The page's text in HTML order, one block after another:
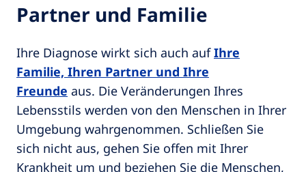
Partner und Familie
Ihre Diagnose wirkt sich auch aufIhre
Familie, Ihren Partner und Ihre
Freunde aus. Die Veränderungen Ihres
Lebensstils werden von den Menschen in Ihrer
Umgebung wahrgenommen. Schließen Sie
sich nicht aus, gehen Sie offen mit Ihrer
Krankheit um und beziehen Sie die Menschen,